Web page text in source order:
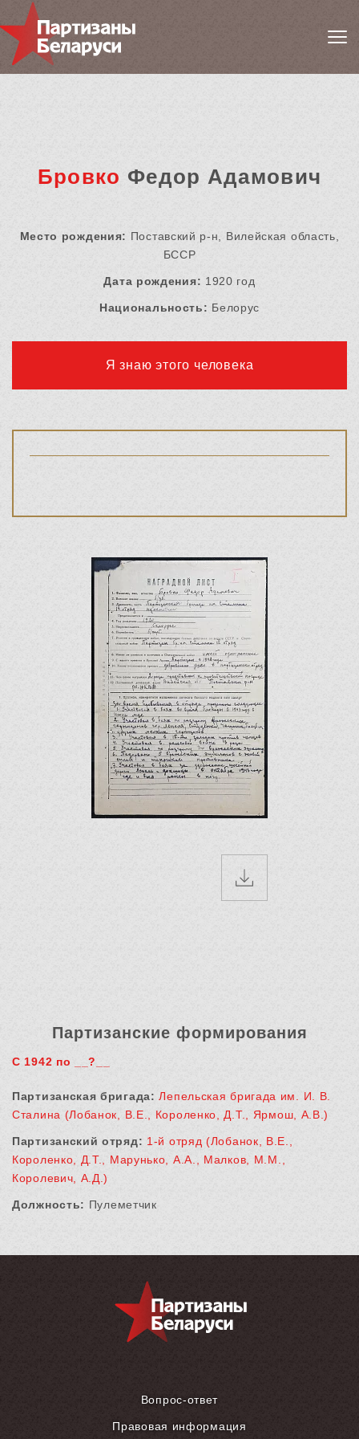
Бровко Федор Адамович
Место рождения: Поставский р-н, Вилейская область,
БССР
Дата рождения: 1920 год
Национальность: Белорус
Я знаю этого человека
Партизанские формирования
С 1942 по __?__
Партизанская бригада: Лепельская бригада им. И. В.
Сталина (Лобанок, В.Е., Короленко, Д.Т., Ярмош, А.В.)
Партизанский отряд: 1-й отряд (Лобанок, В.Е.,
Короленко, Д.Т., Марунько, А.А., Малков, М.М.,
Королевич, А.Д.)
Должность: Пулеметчик
Вопрос-ответ
Правовая информация